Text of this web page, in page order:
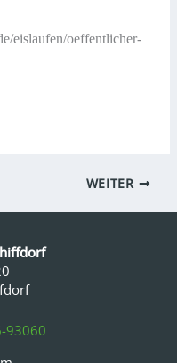
eislaufen/oeffentlicher-
WEITER
93060